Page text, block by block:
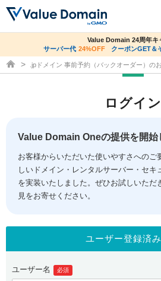
ドメイントップ
ドメイン移管
ドメイン価格一覧
ドメイン一括検索
.jpドメインオークション
gTLDオークション NEW!
.jpドメインバックオーダー
コアサーバー
バリューサーバー
XREA
セキュリティトップ
Value Domain ネットde診断
SSL証明書
サービストップ
お得意様割引
紹介制度
co.jpドメイン✕コアサーバーV2ビジネ
サーバー料金1年間無料
Value Domain 24周年キ
サーバー代 24%OFF クーポンGET＆
ドメイン取得ならバリュードメイン
.jpドメイン 事前予約（バックオーダー）の
ログイン
Value Domain Oneの提供を開始
お客様からいただいた使いやすさへのご
しいドメイン・レンタルサーバー・セキ
を実装いたしました。ぜひお試しいただ
見をお寄せください。
ユーザー登録済
ユーザー名 必須